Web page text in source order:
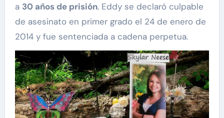
a 30 años de prisión. Eddy se declaró culpable
de asesinato en primer grado el 24 de enero de
2014 y fue sentenciada a cadena perpetua.